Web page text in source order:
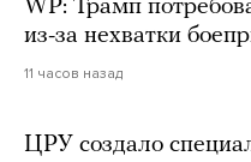
WP: Трамп
из-за нехватки
11 часов назад
ЦРУ создало